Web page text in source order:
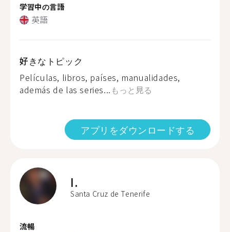
学習中の言語
英語
好きなトピック
Películas, libros, países, manualidades,
además de las series... もっと見る
アプリをダウンロードする
I.
Santa Cruz de Tenerife
流暢